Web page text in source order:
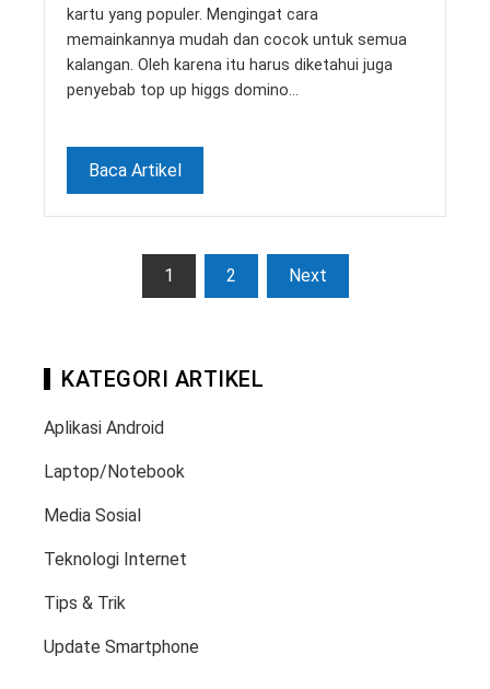
kartu yang populer. Mengingat cara
memainkannya mudah dan cocok untuk semua
kalangan. Oleh karena itu harus diketahui juga
penyebab top up higgs domino…
Baca Artikel
Paginasi
1 2 Next
KATEGORI ARTIKEL
Aplikasi Android
Laptop/Notebook
Media Sosial
Teknologi Internet
Tips & Trik
Update Smartphone